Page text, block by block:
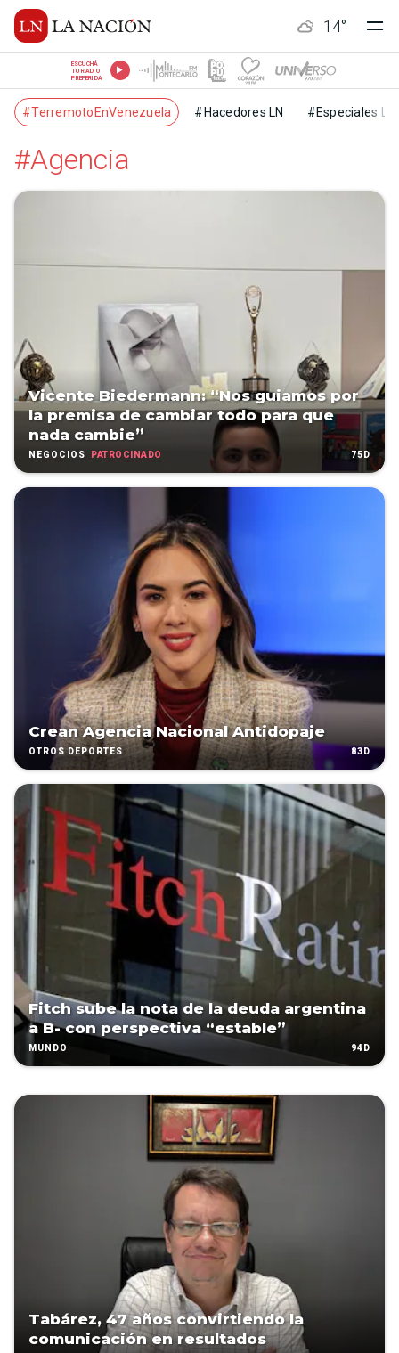
14°
ESCUCHÁ
TU RADIO
PREFERIDA
#TerremotoEnVenezuela #Hacedores LN #Especiales LN
#Agencia
Vicente Biedermann: “Nos guiamos por
la premisa de cambiar todo para que
nada cambie”
NEGOCIOS PATROCINADO 75D
Crean Agencia Nacional Antidopaje
OTROS DEPORTES 83D
Fitch sube la nota de la deuda argentina
a B- con perspectiva “estable”
MUNDO 94D
Tabárez, 47 años convirtiendo la
comunicación en resultados